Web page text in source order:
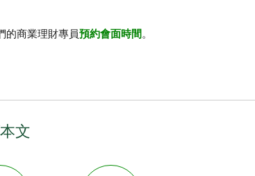
的商業理財專員預約會面時間 。
文